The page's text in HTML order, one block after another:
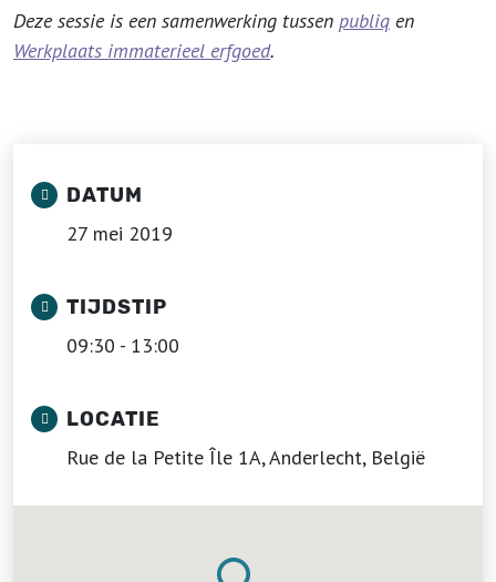
Deze sessie is een samenwerking tussen publiq en
Werkplaats immaterieel erfgoed.
DATUM
27 mei 2019
TIJDSTIP
09:30 - 13:00
LOCATIE
Rue de la Petite Île 1A, Anderlecht, België